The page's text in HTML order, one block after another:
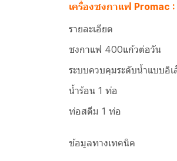
เครื่องชงกาแฟ Promac
รายละเอียด
ชงกาแฟ 400แก้วต่อวัน
ระบบควบคุมระดับน้ำแบบอิ
น้ำร้อน 1 ท่อ
ท่อสตีม 1 ท่อ
ข้อมูลทางเทคนิค